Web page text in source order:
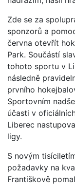
Zde se za
sponzorů a
června otevřít
Park. Součástí
tohoto sportu v
následně
prvního
Sportovním
účasti v
Liberec
ligy.
S novým
požadavky na
Františkově